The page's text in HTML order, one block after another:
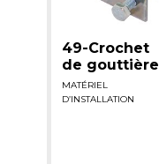
49-Crochet
de gouttière
MATÉRIEL
D’INSTALLATION